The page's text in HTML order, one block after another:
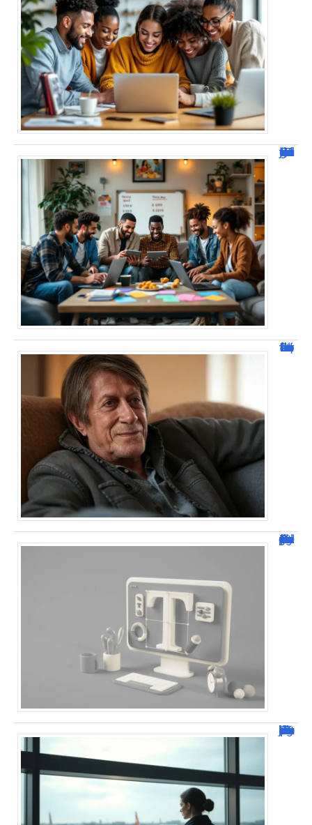
JetPunk : Quiz et jeux de culture générale
Jacques Dutronc fortune : estimation et sources de richesse !
Dafont Police : guide complet pour télécharger !
Combien de jour pour un décès d’un parent à l’étranger ?